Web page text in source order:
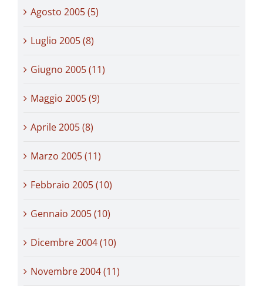
Agosto 2005 (5)
Luglio 2005 (8)
Giugno 2005 (11)
Maggio 2005 (9)
Aprile 2005 (8)
Marzo 2005 (11)
Febbraio 2005 (10)
Gennaio 2005 (10)
Dicembre 2004 (10)
Novembre 2004 (11)